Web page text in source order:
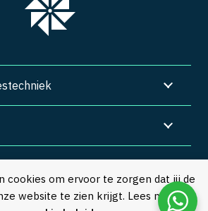
cookies om ervoor te zorgen dat jij de
website te zien krijgt. Lees meer in
voorwaarden | Privacy